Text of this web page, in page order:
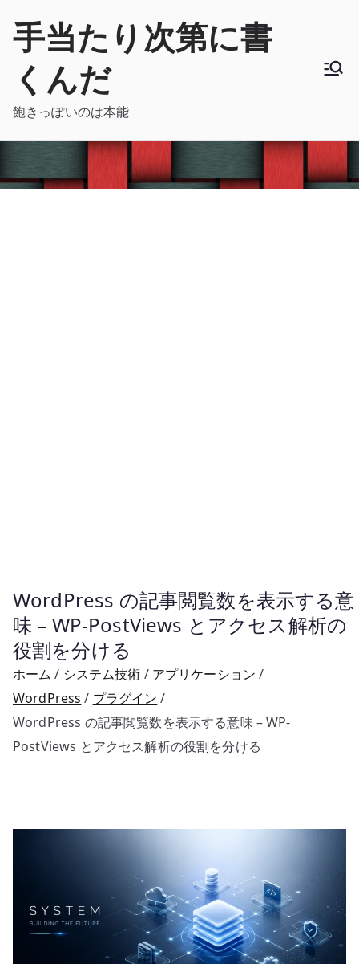
手当たり次第に書
くんだ
飽きっぽいのは本能
WordPress の記事閲覧数を表示する意
味 – WP-PostViews とアクセス解析の
役割を分ける
ホーム システム技術
アプリケーション
WordPress
プラグイン
WordPress の記事閲覧数を表示する意味 – WP-
PostViews とアクセス解析の役割を分ける